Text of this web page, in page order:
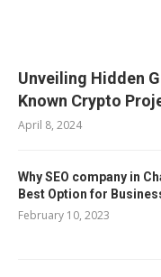
Unveiling Hidden
Known Crypto
April 8, 2024
Why SEO company in
Best Option for
February 10, 2023